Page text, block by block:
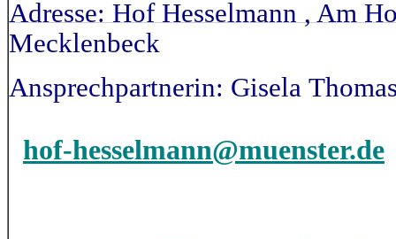
Adresse: Hof Hesselmann , Am
Mecklenbeck
Ansprechpartnerin: Gisela
hof-hesselmann@muenster.de